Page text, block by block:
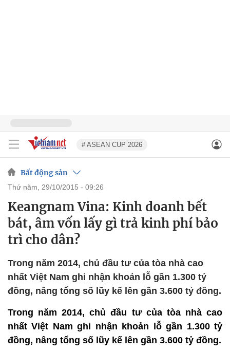
# ASEAN CUP 2026
Bất động sản
thứ năm, 29/10/2015 - 09:26
Keangnam Vina: Kinh doanh bết
bát, âm vốn lấy gì trả kinh phí bảo
trì cho dân?
Trong năm 2014, chủ đầu tư của tòa nhà cao
nhất Việt Nam ghi nhận khoản lỗ gần 1.300 tỷ
đồng, nâng tổng số lũy kế lên gần 3.600 tỷ đồng.
Trong năm 2014, chủ đầu tư của tòa nhà cao
nhất Việt Nam ghi nhận khoản lỗ gần 1.300 tỷ
đồng, nâng tổng số lũy kế lên gần 3.600 tỷ đồng.